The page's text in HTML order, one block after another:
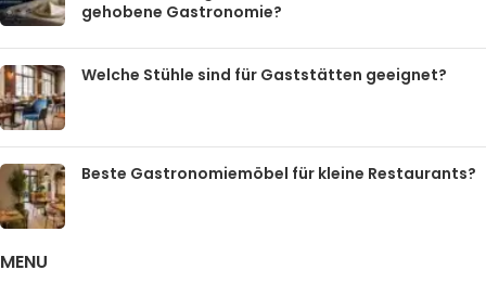
gehobene Gastronomie?
Welche Stühle sind für Gaststätten geeignet?
Beste Gastronomiemöbel für kleine Restaurants?
MENU